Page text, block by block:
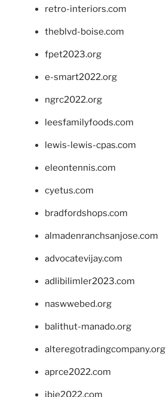
retro-interiors.com
theblvd-boise.com
fpet2023.org
e-smart2022.org
ngrc2022.org
leesfamilyfoods.com
lewis-lewis-cpas.com
eleontennis.com
cyetus.com
bradfordshops.com
almadenranchsanjose.com
advocatevijay.com
adlibilimler2023.com
naswwebed.org
balithut-manado.org
alteregotradingcompany.org
aprce2022.com
ibie2022.com